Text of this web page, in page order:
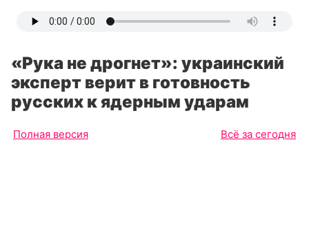
«Рука не дрогнет»: украинский
эксперт верит в готовность
русских к ядерным ударам
Полная версия Всё за сегодня